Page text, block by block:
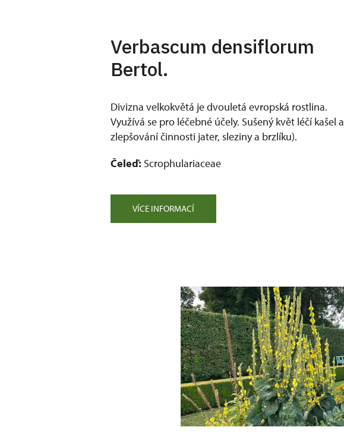
Verbascum densiflorum
Bertol.
Divizna velkokvětá je dvouletá evropská rostlina.
Využívá se pro léčebné účely. Sušený květ léčí kašel a
zlepšování činnosti jater, sleziny a brzlíku).
Čeleď: Scrophulariaceae
VÍCE INFORMACÍ